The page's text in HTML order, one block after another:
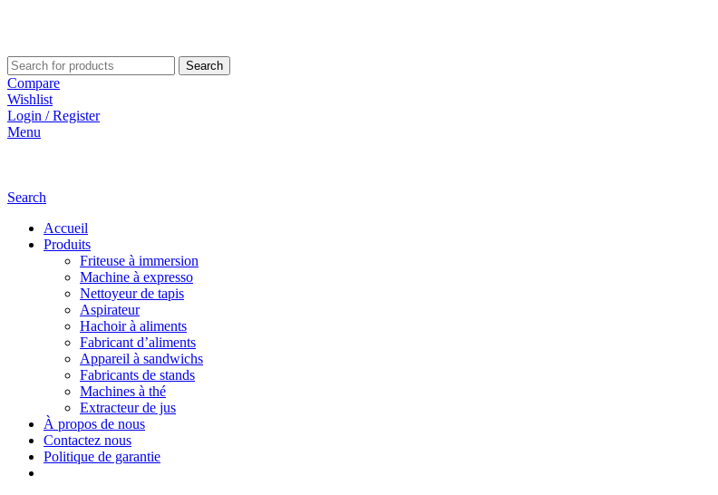
Search
Compare
Wishlist
Login / Register
Menu
Search
Accueil
Produits
Friteuse à immersion
Machine à expresso
Nettoyeur de tapis
Aspirateur
Hachoir à aliments
Fabricant d’aliments
Appareil à sandwichs
Fabricants de stands
Machines à thé
Extracteur de jus
À propos de nous
Contactez nous
Politique de garantie